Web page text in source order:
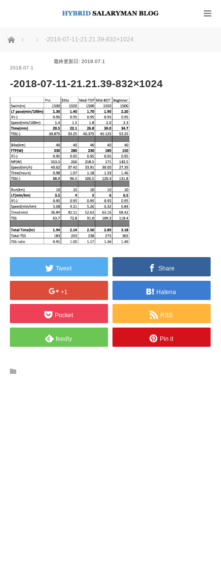
ホーム -2018-07-11-21.21.39-832×1024
2018.07.1
最終更新日: 2018.07.1
-2018-07-11-21.21.39-832×1024
Tweet Share
+1 Hatena
Pocket RSS
feedly Pin it